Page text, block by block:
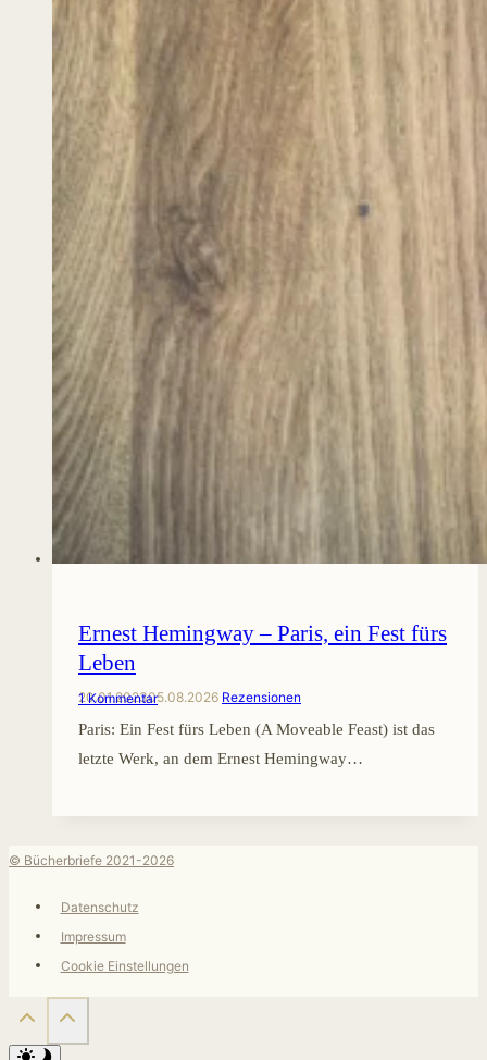
Ernest Hemingway – Paris, ein Fest fürs
Leben
20.01.202305.08.2026 Rezensionen
1 Kommentar
Paris: Ein Fest fürs Leben (A Moveable Feast) ist das
letzte Werk, an dem Ernest Hemingway…
© Bücherbriefe 2021-2026
Datenschutz
Impressum
Cookie Einstellungen